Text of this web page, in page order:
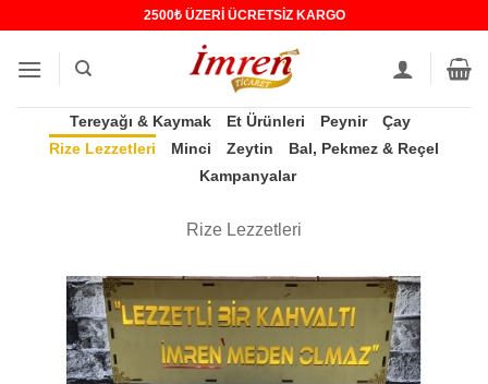
2500₺ ÜZERİ ÜCRETSİZ KARGO
Tereyağı & Kaymak Et Ürünleri Peynir
Çay
Rize Lezzetleri
Minci Zeytin
Bal, Pekmez & Reçel
Kampanyalar
Rize Lezzetleri